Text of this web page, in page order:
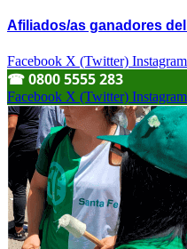
Afiliados/as ganadores
Facebook X (Twitter) Instagram
☎︎ 0800 5555 283
Facebook X (Twitter) Instagram